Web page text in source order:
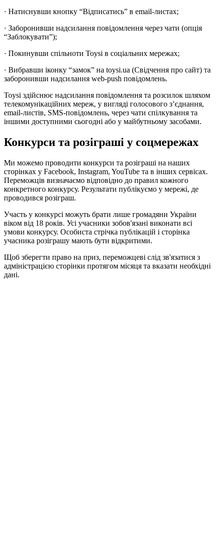
· Натиснувши кнопку “Відписатись” в email-листах;
· Заборонивши надсилання повідомлення через чати (опція
“Заблокувати”);
· Покинувши спільноти Toysi в соціальних мережах;
· Вибравши іконку “замок” на toysi.ua (Свідчення про сайт) та
заборонивши надсилання web-push повідомлень.
Toysi здійснює надсилання повідомлення та розсилок шляхом
телекомунікаційних мереж, у вигляді голосового з’єднання,
email-листів, SMS-повідомлень, через чати спілкування та
іншими доступними сьогодні або у майбутньому засобами.
Конкурси та розіграші у соцмережах
Ми можемо проводити конкурси та розіграші на наших
сторінках у Facebook, Instagram, YouTube та в інших сервісах.
Переможців визначаємо відповідно до правил кожного
конкретного конкурсу. Результати публікуємо у мережі, де
проводився розіграш.
Участь у конкурсі можуть брати лише громадяни України
віком від 18 років. Усі учасники зобов'язані виконати всі
умови конкурсу. Особиста стрічка публікацій і сторінка
учасника розіграшу мають бути відкритими.
Щоб зберегти право на приз, переможцеві слід зв'язатися з
адміністрацією сторінки протягом місяця та вказати необхідні
дані.